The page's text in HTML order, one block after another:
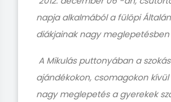
napja alkalmából a fülöpi
diákjainak nagy meglepetésben
A Mikulás puttonyában a
ajándékokon, csomagokon
nagy meglepetés a gyerekek